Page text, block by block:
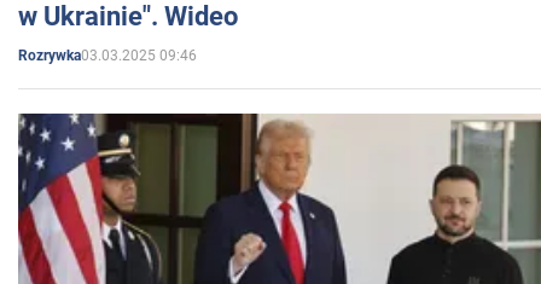
w Ukrainie". Wideo
Rozrywka03.03.2025 09:46